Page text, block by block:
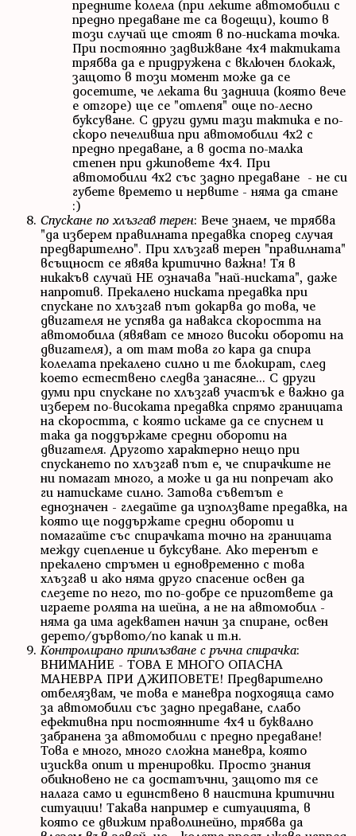
предните колела (при леките автомобили с
предно предаване те са водещи), които в
този случай ще стоят в по-ниската точка.
При постоянно задвижване 4х4 тактиката
трябва да е придружена с включен блокаж,
защото в този момент може да се
досетите, че леката ви задница (която вече
е отгоре) ще се "отлепя" още по-лесно
буксуване. С други думи тази тактика е по-
скоро печеливша при автомобили 4х2 с
предно предаване, а в доста по-малка
степен при джиповете 4х4. При
автомобили 4х2 със задно предаване - не си
губете времето и нервите - няма да стане
:)
Спускане по хлъзгав терен: Вече знаем, че трябва
"да изберем правилната предавка според случая
предварително". При хлъзгав терен "правилната"
всъщност се явява критично важна! Тя в
никакъв случай НЕ означава "най-ниската", даже
напротив. Прекалено ниската предавка при
спускане по хлъзгав път докарва до това, че
двигателя не успява да навакса скоростта на
автомобила (явяват се много високи обороти на
двигателя), а от там това го кара да спира
колелата прекалено силно и те блокират, след
което естествено следва занасяне... С други
думи при спускане по хлъзгав участък е важно да
изберем по-високата предавка спрямо границата
на скоростта, с която искаме да се спуснем и
така да поддържаме средни обороти на
двигателя. Другото характерно нещо при
спускането по хлъзгав път е, че спирачките не
ни помагат много, а може и да ни попречат ако
ги натискаме силно. Затова съветът е
еднозначен - гледайте да използвате предавка, на
която ще поддържате средни обороти и
помагайте със спирачката точно на границата
между сцепление и буксуване. Ако теренът е
прекалено стръмен и едновременно с това
хлъзгав и ако няма друго спасение освен да
слезете по него, то по-добре се пригответе да
играете ролята на шейна, а не на автомобил -
няма да има адекватен начин за спиране, освен
дерето/дървото/по капак и т.н.
Контролирано приплъзване с ръчна спирачка:
ВНИМАНИЕ - ТОВА Е МНОГО ОПАСНА
МАНЕВРА ПРИ ДЖИПОВЕТЕ! Предварително
отбелязвам, че това е маневра подходяща само
за автомобили със задно предаване, слабо
ефективна при постоянните 4x4 и буквално
забранена за автомобили с предно предаване!
Това е много, много сложна маневра, която
изисква опит и тренировки. Просто знания
обикновено не са достатъчни, защото тя се
налага само и единствено в наистина критични
ситуации! Такава например е ситуацията, в
която се движим праволинейно, трябва да